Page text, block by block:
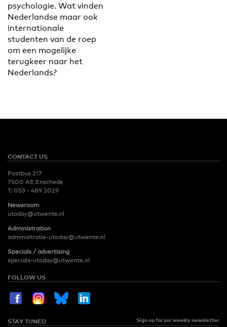
psychologie. Wat vinden
Nederlandse maar ook
internationale
studenten van de roep
om een mogelijke
terugkeer naar het
Nederlands?
CONTACT US
Postbus 217
7500 AE Enschede
T: 053 - 489 2029
Newsroom
utoday@utwente.nl
Administration
administratie-utoday@utwente.nl
Specials / advertising
specials-utoday@utwente.nl
FOLLOW US
STAY TUNED Sign up for our weekly newsletter